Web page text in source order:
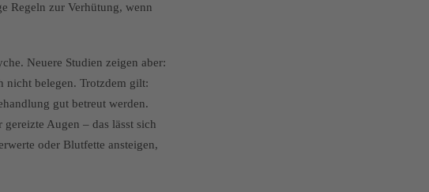
Regeln zur Verhütung, wenn
Neuere Studien zeigen aber:
nicht belegen. Trotzdem gilt:
gut betreut werden.
Augen – das lässt sich
oder Blutfette ansteigen,